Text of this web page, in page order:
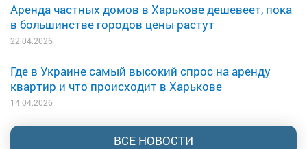
Аренда частных домов в Харькове дешевеет, пока
в большинстве городов цены растут
22.04.2026
Где в Украине самый высокий спрос на аренду
квартир и что происходит в Харькове
14.04.2026
ВСЕ НОВОСТИ